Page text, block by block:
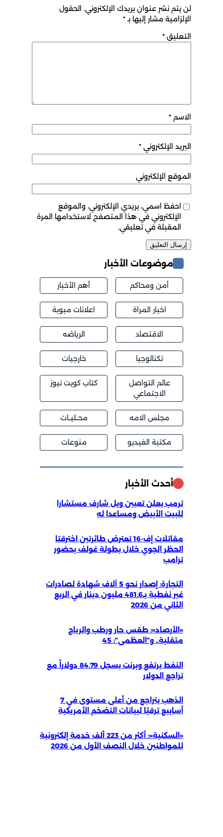
لن يتم نشر عنوان بريدك الإلكتروني. الحقول
الإلزامية مشار إليها بـ*
التعليق *
الاسم *
البريد الإلكتروني *
الموقع الإلكتروني
احفظ اسمي، بريدي الإلكتروني، والموقع
الإلكتروني في هذا المتصفح لاستخدامها المرة
المقبلة في تعليقي.
موضوعات الأخبار
أمن ومحاكم أهم الأخبار
اخبار المراة اعلانات مبوبة
الاقتصاد الرياضه
تكنالوجيا خارجيات
عالم التواصل
الاجتماعي
كتاب كويت نيوز
مجلس الامه محــليــات
مكتبة الفيديو منوعات
أحدث الأخبار
ترمب يعلن تعيين ويل شارف مستشارا
للبيت الأبيض ومساعدا له
مقاتلات إف-16 تعترض طائرتين اخترقتا
الحظر الجوي خلال بطولة غولف بحضور
ترامب
التجارة: إصدار نحو 5 آلاف شهادة لصادرات
غير نفطية بـ481.6 مليون دينار في الربع
الثاني من 2026
«الأرصاد»: طقس حار ورطب والرياح
متقلبة.. و”العظمى”: 45
النفط يرتفع وبرنت يسجل 84.79 دولاراً مع
تراجع الدولار
الذهب يتراجع من أعلى مستوى في 7
أسابيع ترقبًا لبيانات التضخم الأمريكية
«السكنية»: أكثر من 223 ألف خدمة إلكترونية
للمواطنين خلال النصف الأول من 2026